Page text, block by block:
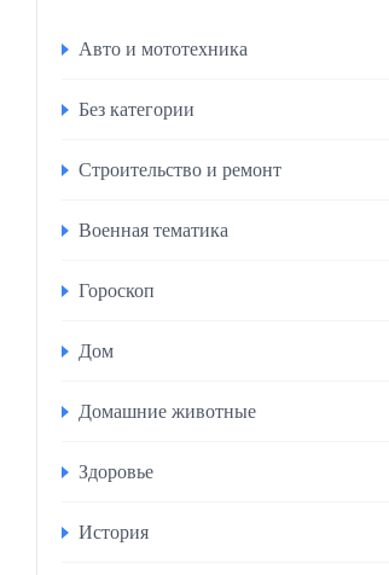
Авто и мототехника
Без категории
Строительство и ремонт
Военная тематика
Гороскоп
Дом
Домашние животные
Здоровье
История